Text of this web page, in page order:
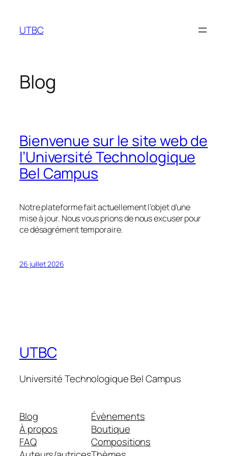
contenu
UTBC
Blog
Bienvenue sur le site web de
l’Université Technologique
Bel Campus
Notre plateforme fait actuellement l’objet d’une
mise à jour. Nous vous prions de nous excuser pour
ce désagrément temporaire.
26 juillet 2026
UTBC
Université Technologique Bel Campus
Blog
À propos
FAQ
Évènements
Boutique
Compositions